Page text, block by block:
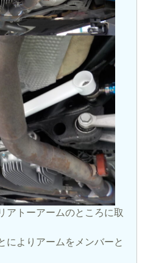
アトーアームのところに取
によりアームをメンバーと